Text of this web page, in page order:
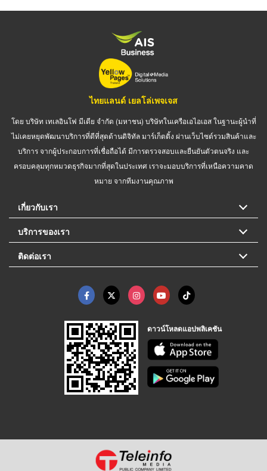
ไทยแลนด์ เยลโล่เพจเจส
โดย บริษัท เทเลอินโฟ มีเดีย จำกัด (มหาชน) บริษัทในเครือเอไอเอส ในฐานะผู้นำที่
ไม่เคยหยุดพัฒนาบริการที่ดีที่สุดด้านดิจิทัล มาร์เก็ตติ้ง ผ่านเว็บไซต์รวมสินค้าและ
บริการ จากผู้ประกอบการที่เชื่อถือได้ มีการตรวจสอบและยืนยันตัวตนจริง และ
ครอบคลุมทุกหมวดธุรกิจมากที่สุดในประเทศ เราจะมอบบริการที่เหนือความคาด
หมาย จากทีมงานคุณภาพ
เกี่ยวกับเรา
บริการของเรา
ติดต่อเรา
ดาวน์โหลดแอปพลิเคชัน